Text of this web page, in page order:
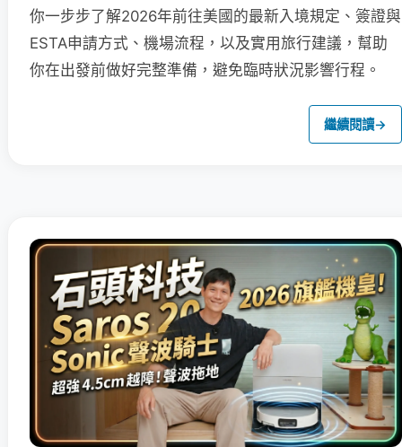
你一步步了解2026年前往美國的最新入境規定、簽證與
ESTA申請方式、機場流程，以及實用旅行建議，幫助
你在出發前做好完整準備，避免臨時狀況影響行程。
繼續閱讀→